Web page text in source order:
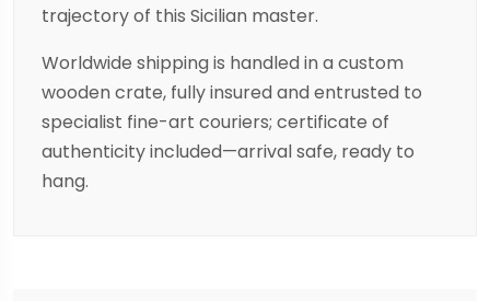
trajectory of this Sicilian master.
Worldwide shipping is handled in a custom
wooden crate, fully insured and entrusted to
specialist fine-art couriers; certificate of
authenticity included—arrival safe, ready to
hang.